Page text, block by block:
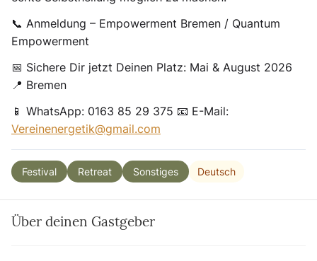
📞 Anmeldung – Empowerment Bremen / Quantum
Empowerment
📅 Sichere Dir jetzt Deinen Platz: Mai & August 2026
📍 Bremen
📱 WhatsApp: 0163 85 29 375 📧 E-Mail:
Vereinenergetik@gmail.com
Festival Retreat Sonstiges Deutsch
Über deinen Gastgeber